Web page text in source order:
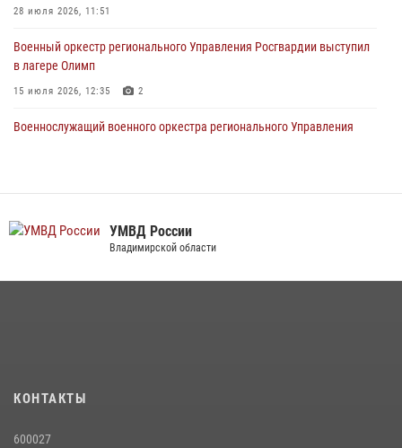
Военный оркестр регионального Управления Росгвардии выступил
15 июля 2026, 12:35 2
28 июля 2026, 11:51
Военный оркестр регионального Управления Росгвардии выступил
в лагере Олимп
15 июля 2026, 12:35 2
Военнослужащий военного оркестра регионального Управления
Сотрудники регионального Управления Росгвардии приняли
участие в божественной литургии в день памяти святого
Крещения Руси
УМВД России
Владимирской области
КОНТАКТЫ
600027